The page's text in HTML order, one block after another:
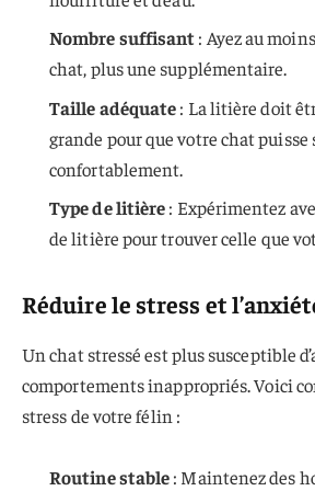
Nombre suffisant : Ayez au
chat, plus une supplémentaire.
Taille adéquate: La litière doit
grande pour que votre chat puisse
confortablement.
Type de litière: Expérimentez
de litière pour trouver celle que
Réduire le stress et
Un chat stressé est plus susceptible
comportements inappropriés. Voici
stress de votre félin :
Routine stable: Maintenez des